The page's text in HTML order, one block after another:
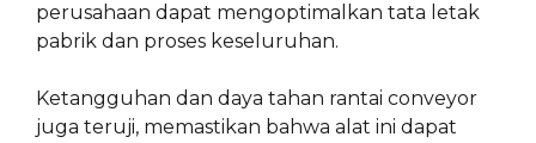
perusahaan dapat mengoptimalkan tata letak
pabrik dan proses keseluruhan.
Ketangguhan dan daya tahan rantai conveyor
juga teruji, memastikan bahwa alat ini dapat